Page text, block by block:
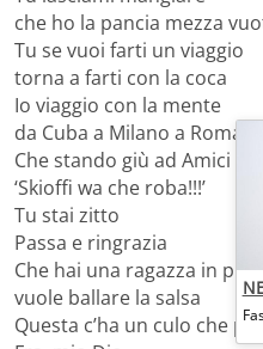
che ho la pancia mezza
Tu se vuoi farti un viaggio
torna a farti con la coca
Io viaggio con la mente
da Cuba a Milano a Roma
Che stando giù ad Amici
‘Skioffi wa che roba!!!’
Tu stai zitto
Passa e ringrazia
Che hai una ragazza in
vuole ballare la salsa
Questa c’ha un culo che